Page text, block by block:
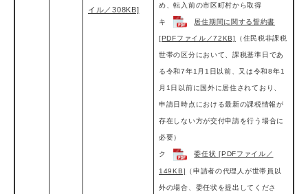
イル／308KB]
め、転入前の市区町村から取得
キ 居住期間に関する誓約書
[PDFファイル／72KB] （住民税非課税
世帯の区分において、 課税基準日であ
る令和7年1月1日以前、又は令和8年1
月1日以前に国外に居住されており、
申請日時点における最新の課税情報が
存在しない方が交付申請を行う場合に
必要）
ク 委任状 [PDFファイル／
149KB] （申請者の代理人が世帯員以
外の場合、委任状を提出してくださ